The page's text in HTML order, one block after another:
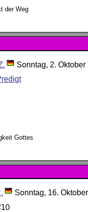
der Weg
Sonntag, 2. Oktober
Gottes
Sonntag, 16.